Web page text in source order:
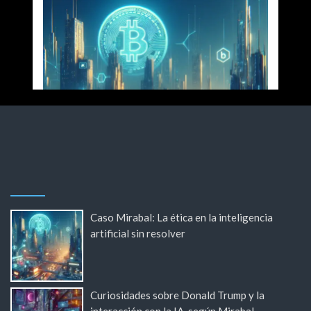
Caso Mirabal: La ética en la inteligencia
artificial sin resolver
Curiosidades sobre Donald Trump y la